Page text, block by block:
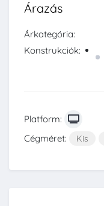
Árazás
Árkategória:
Konstrukciók:
Platform:
Cégméret:
Kis